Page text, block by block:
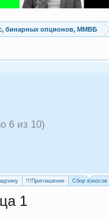
бинарных опционов, ММВБ
6 из 10)
!!!Приглашение Сбор взносов
1